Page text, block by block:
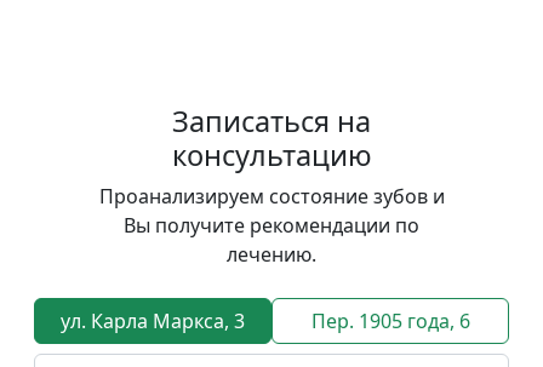
Записаться на
консультацию
Проанализируем состояние зубов и
Вы получите рекомендации по
лечению.
ул. Карла Маркса, 3 Пер. 1905 года, 6